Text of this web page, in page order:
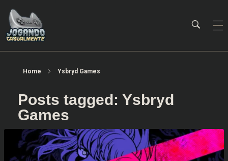
Home Ysbryd Games
Posts tagged: Ysbryd
Games